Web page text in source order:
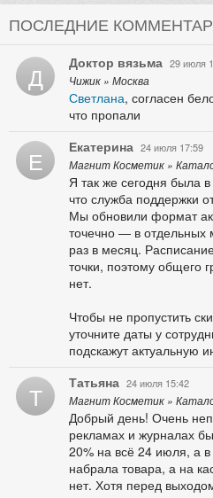
ПОСЛЕДНИЕ
Д Доктор вязьма 29 июля
Чижик » Москва
Светлана, согласен
что пропали
Е Екатерина 24 июля 17:59
Магнит Косметик »
Я так же сегодня была
что служба поддержки
Мы обновили формат
точечно — в отдельных
раз в месяц.
точки, поэтому общего
нет.
Чтобы не пропустить
уточните даты у
подскажут актуальную
Т Татьяна 24 июля 15:42
Магнит Косметик »
Добрый день! Очень
рекламах и журналах
20% на всё 24 июля, а
набрала товара, а на
нет. Хотя перед